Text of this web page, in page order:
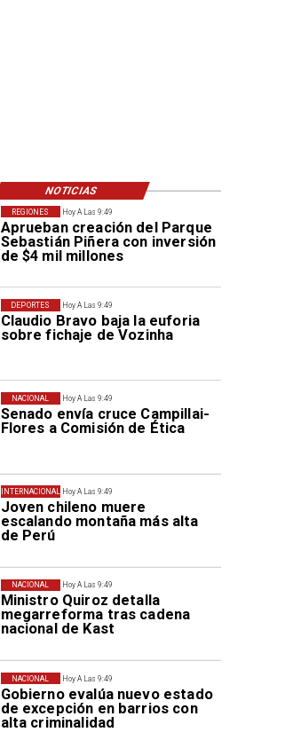
Hoy A Las 9:49
Aprueban creación del Parque
Sebastián Piñera con inversión
de $4 mil millones
REGIONES
Hoy A Las 9:49
Claudio Bravo baja la euforia
sobre fichaje de Vozinha
DEPORTES
Hoy A Las 9:49
Senado envía cruce Campillai-
Flores a Comisión de Ética
NACIONAL
Hoy A Las 9:49
Joven chileno muere
escalando montaña más alta
de Perú
INTERNACIONAL
Hoy A Las 9:49
Ministro Quiroz detalla
megarreforma tras cadena
nacional de Kast
NACIONAL
Hoy A Las 9:49
Gobierno evalúa nuevo estado
de excepción en barrios con
alta criminalidad
NACIONAL
NOTICIAS